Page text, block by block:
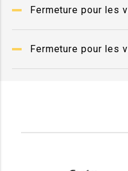
Fermeture pour les
Fermeture pour les